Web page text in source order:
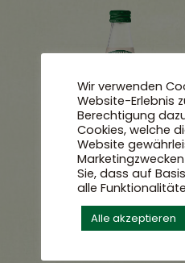
Wir verwenden
Website-Erlebnis
Berechtigung
Cookies, welche
Website
Sie, dass auf
alle
Alle akzeptieren